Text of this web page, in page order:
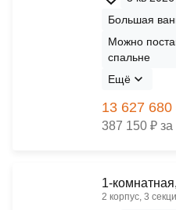
Большая
Можно
спальне
Ещё
13 627 680
387 150 ₽ за
1-
2 корпус, 3